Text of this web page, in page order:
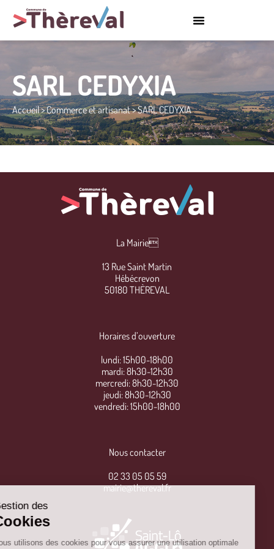
SARL CEDYXIA
Accueil>Commerce et artisanat>SARL CEDYXIA
La Mairie
13 Rue Saint Martin
Hébécrevon
50180 THÈREVAL
Horaires d’ouverture
lundi: 15h00-18h00
mardi: 8h30-12h30
mercredi: 8h30-12h30
jeudi: 8h30-12h30
vendredi: 15h00-18h00
Nous contacter
02 33 05 05 59
mairie@thereval.fr
Gestion des
Cookies
Nous utilisons des cookies pour vous assurer une utilisation optimale